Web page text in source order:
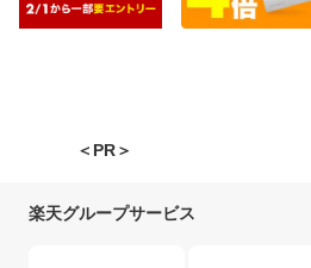
＜PR＞
楽天グループサービス